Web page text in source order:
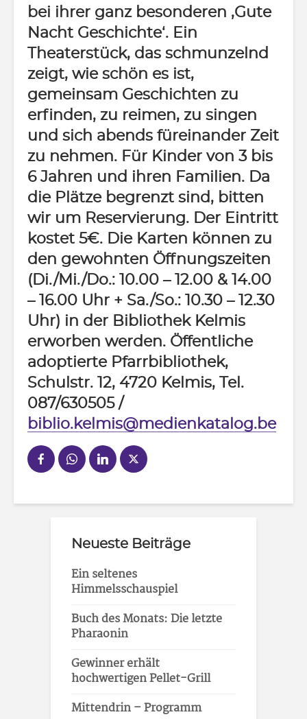
bei ihrer ganz besonderen ‚Gute
Nacht Geschichte‘. Ein
Theaterstück, das schmunzelnd
zeigt, wie schön es ist,
gemeinsam Geschichten zu
erfinden, zu reimen, zu singen
und sich abends füreinander Zeit
zu nehmen. Für Kinder von 3 bis
6 Jahren und ihren Familien. Da
die Plätze begrenzt sind, bitten
wir um Reservierung. Der Eintritt
kostet 5€. Die Karten können zu
den gewohnten Öffnungszeiten
(Di./Mi./Do.: 10.00 – 12.00 & 14.00
– 16.00 Uhr + Sa./So.: 10.30 – 12.30
Uhr) in der Bibliothek Kelmis
erworben werden. Öffentliche
adoptierte Pfarrbibliothek,
Schulstr. 12, 4720 Kelmis, Tel.
087/630505 /
biblio.kelmis@medienkatalog.be
Neueste Beiträge
Ein seltenes
Himmelsschauspiel
Buch des Monats: Die letzte
Pharaonin
Gewinner erhält
hochwertigen Pellet-Grill
Mittendrin – Programm